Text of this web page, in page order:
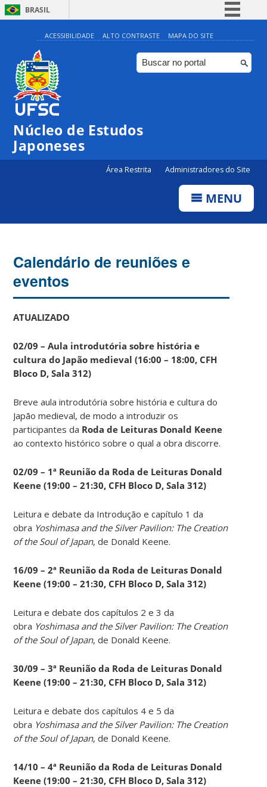
BRASIL
Simplifique!
Comunica BR
Participe
ACESSIBILIDADE ALTO CONTRASTE MAPA DO SITE
Núcleo de Estudos
Japoneses
Área Restrita Administradores do Site
MENU
Calendário de reuniões e
eventos
ATUALIZADO
02/09 – Aula introdutória sobre história e
cultura do Japão medieval (16:00 – 18:00, CFH
Bloco D, Sala 312)
Breve aula introdutória sobre história e cultura do
Japão medieval, de modo a introduzir os
participantes da Roda de Leituras Donald Keene
ao contexto histórico sobre o qual a obra discorre.
02/09 – 1ª Reunião da Roda de Leituras Donald
Keene (19:00 – 21:30, CFH Bloco D, Sala 312)
Leitura e debate da Introdução e capítulo 1 da
obra Yoshimasa and the Silver Pavilion: The Creation
of the Soul of Japan, de Donald Keene.
16/09 – 2ª Reunião da Roda de Leituras Donald
Keene (19:00 – 21:30, CFH Bloco D, Sala 312)
Leitura e debate dos capítulos 2 e 3 da
obra Yoshimasa and the Silver Pavilion: The Creation
of the Soul of Japan, de Donald Keene.
30/09 – 3ª Reunião da Roda de Leituras Donald
Keene (19:00 – 21:30, CFH Bloco D, Sala 312)
Leitura e debate dos capítulos 4 e 5 da
obra Yoshimasa and the Silver Pavilion: The Creation
of the Soul of Japan, de Donald Keene.
14/10 – 4ª Reunião da Roda de Leituras Donald
Keene (19:00 – 21:30, CFH Bloco D, Sala 312)